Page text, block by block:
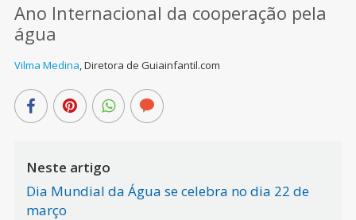
Ano Internacional da cooperação pela
água
Vilma Medina,Diretora de Guiainfantil.com
Neste artigo
Dia Mundial da Água se celebra no dia 22 de
março